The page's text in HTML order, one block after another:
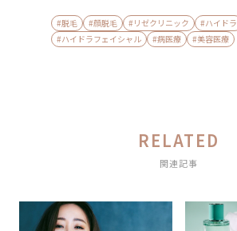
#脱毛 #顔脱毛 #リゼクリニック #ハイドラ
#ハイドラフェイシャル
#病医療 #美容医療
RELATED
関連記事